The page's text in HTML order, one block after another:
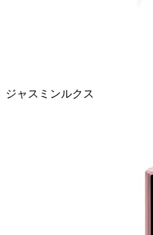
ジャスミンルクス